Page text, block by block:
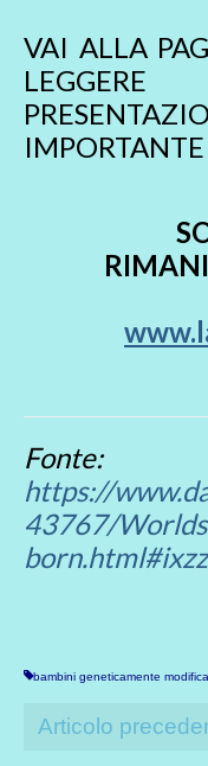
VAI ALLA
Fonte:
https://
43767/
bambini geneticamente
Articolo